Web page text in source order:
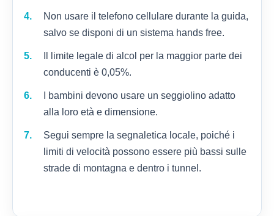
Non usare il telefono cellulare durante la guida,
salvo se disponi di un sistema hands free.
Il limite legale di alcol per la maggior parte dei
conducenti è 0,05%.
I bambini devono usare un seggiolino adatto
alla loro età e dimensione.
Segui sempre la segnaletica locale, poiché i
limiti di velocità possono essere più bassi sulle
strade di montagna e dentro i tunnel.